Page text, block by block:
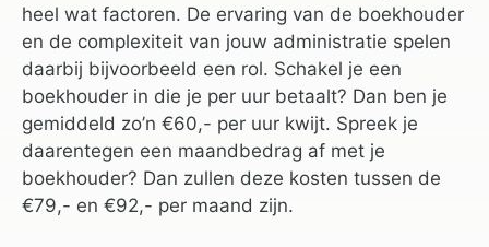
heel wat factoren. De ervaring van de boekhouder
en de complexiteit van jouw administratie spelen
daarbij bijvoorbeeld een rol. Schakel je een
boekhouder in die je per uur betaalt? Dan ben je
gemiddeld zo’n €60,- per uur kwijt. Spreek je
daarentegen een maandbedrag af met je
boekhouder? Dan zullen deze kosten tussen de
€79,- en €92,- per maand zijn.